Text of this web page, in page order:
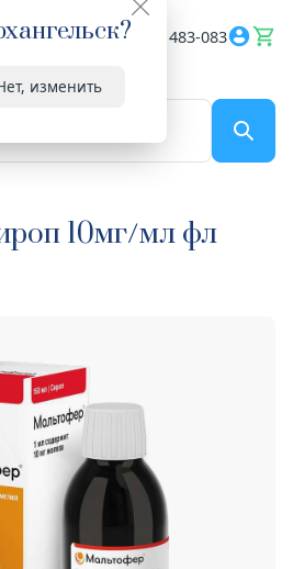
?
изменить
8182 483-083
10мг/мл фл